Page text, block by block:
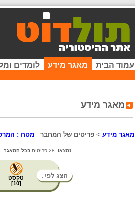
עמוד הבית מאגר מידע לומדים
מאגר מידע
מאגר מידע > פריטים של המחבר מטח : המרכז
נמצאו:
בכל המאגר.
טקסט
[
10
]